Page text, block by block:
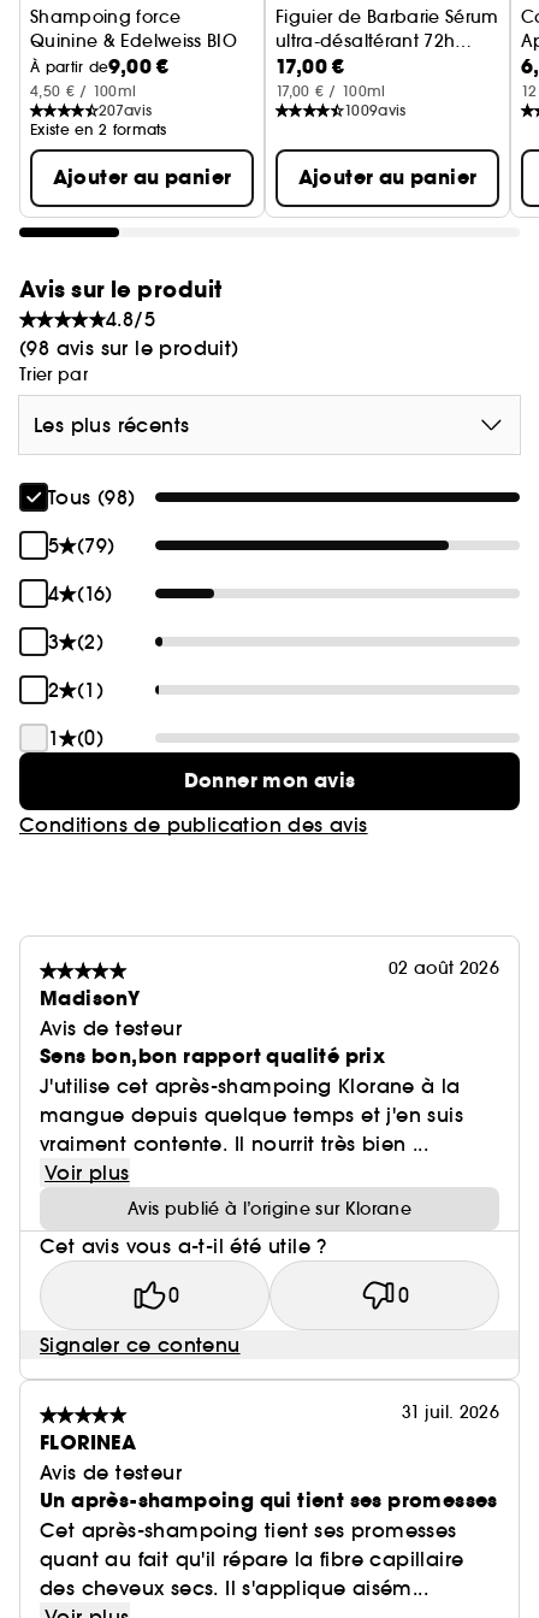
Shampoing force
Quinine & Edelweiss BIO
Chute de cheveux, cheveux fatigués
À partir de9,00 €
4,50 € / 100ml
207avis
Existe en 2 formats
Ajouter au panier
Figuier de Barbarie Sérum
ultra-désaltérant 72h
Hydratation brillance
17,00 €
17,00 € / 100ml
1009avis
Ajouter au panier
Avis sur le produit
4.8/5
(98 avis sur le produit)
Trier par
Les plus récents
Tous (98)
5
(79)
4
(16)
3
(2)
2
(1)
1
(0)
Donner mon avis
Conditions de publication des avis
02 août 2026
MadisonY
Avis de testeur
Sens bon,bon rapport qualité prix
J'utilise cet après-shampoing Klorane à la
mangue depuis quelque temps et j'en suis
vraiment contente. Il nourrit très bien ...
Voir plus
Avis publié à l’origine sur Klorane
Cet avis vous a-t-il été utile ?
0 0
Signaler ce contenu
31 juil. 2026
FLORINEA
Avis de testeur
Un après-shampoing qui tient ses promesses
Cet après-shampoing tient ses promesses
quant au fait qu'il répare la fibre capillaire
des cheveux secs. Il s'applique aisém...